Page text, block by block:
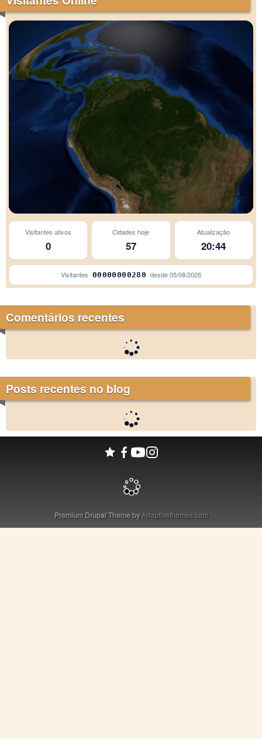
Visitantes ativos
0
Cidades hoje
57
Atualização
20:44
Visitantes 00000000280 desde05/08/2026
Comentários recentes
Posts recentes no blog
Premium Drupal Theme byAdaptivethemes.com